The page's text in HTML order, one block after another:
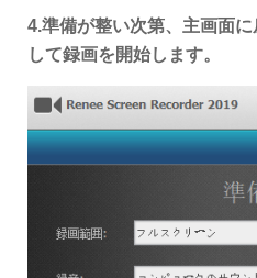
4.準備が整い次第、主画面
して録画を開始します。